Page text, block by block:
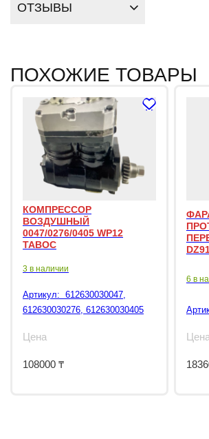
ОТЗЫВЫ
ПОХОЖИЕ ТОВАРЫ
КОМПРЕССОР
ВОЗДУШНЫЙ
0047/0276/0405 WP12
TABOC
3 в наличии
Артикул: 612630030047,
612630030276, 612630030405
Цена
108000 ₸
6 в
Цена